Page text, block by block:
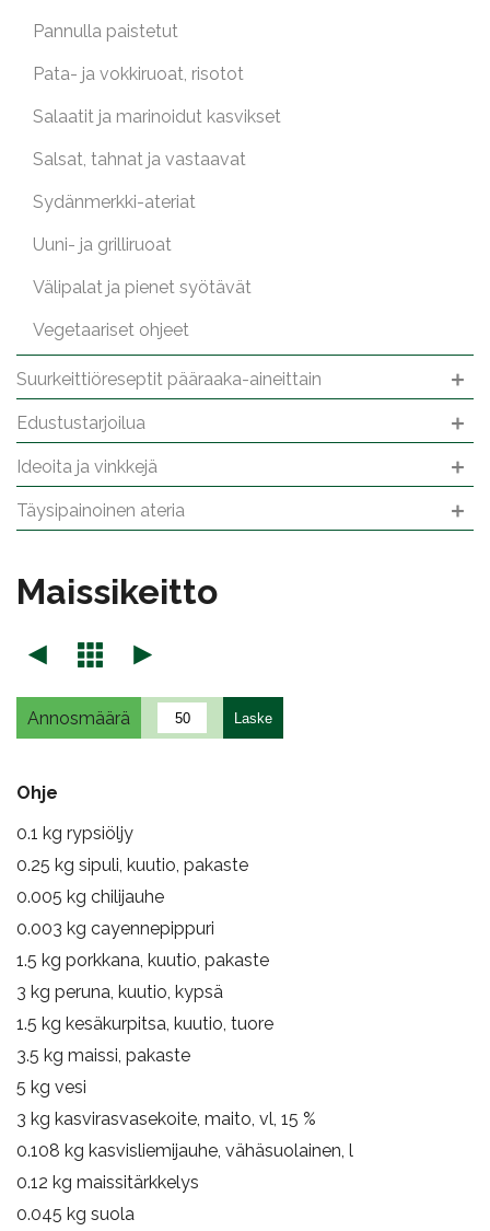
Pannulla paistetut
Pata- ja vokkiruoat, risotot
Salaatit ja marinoidut kasvikset
Salsat, tahnat ja vastaavat
Sydänmerkki-ateriat
Uuni- ja grilliruoat
Välipalat ja pienet syötävät
Vegetaariset ohjeet
Suurkeittiöreseptit pääraaka-aineittain
Edustustarjoilua
Ideoita ja vinkkejä
Täysipainoinen ateria
Mais­si­keit­to
Annosmäärä
Ohje
0.1 kg rypsiöljy
0.25 kg sipuli, kuutio, pakaste
0.005 kg chilijauhe
0.003 kg cayennepippuri
1.5 kg porkkana, kuutio, pakaste
3 kg peruna, kuutio, kypsä
1.5 kg kesäkurpitsa, kuutio, tuore
3.5 kg maissi, pakaste
5 kg vesi
3 kg kasvirasvasekoite, maito, vl, 15 %
0.108 kg kasvisliemijauhe, vähäsuolainen, l
0.12 kg maissitärkkelys
0.045 kg suola